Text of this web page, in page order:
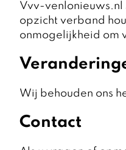
Vvv-
opzicht verband
onmogelijkheid om
Wij behouden ons
Contact